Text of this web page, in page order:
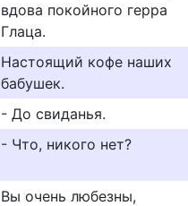
вдова покойного герра
Глаца.
Настоящий кофе наших
бабушек.
- До свиданья.
- Что, никого нет?
Вы очень любезны,